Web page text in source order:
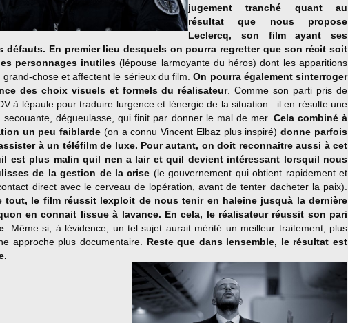
jugement tranché quant au
résultat que nous propose
Leclercq, son film ayant ses
défauts. En premier lieu desquels on pourra regretter que son récit soit
personnages inutiles (lépouse larmoyante du héros) dont les apparitions
grand-chose et affectent le sérieux du film.On pourra également sinterroger
des choix visuels et formels du réalisateur. Comme son parti pris de
à lépaule pour traduire lurgence et lénergie de la situation : il en résulte une
secouante, dégueulasse, qui finit par donner le mal de mer. Cela combiné à
un peu faiblarde (on a connu Vincent Elbaz plus inspiré)donne parfois
à un téléfilm de luxe. Pour autant, on doit reconnaitre aussi à cet
est plus malin quil nen a lair et quil devient intéressant lorsquil nous
de la gestion de la crise (le gouvernement qui obtient rapidement et
direct avec le cerveau de lopération, avant de tenter dacheter la paix).
tout, le film réussit lexploit de nous tenir en haleine jusquà la dernière
en connait lissue à lavance. En cela, le réalisateur réussit son pari
. Même si, à lévidence, un tel sujet aurait mérité un meilleur traitement, plus
approche plus documentaire. Reste que dans lensemble, le résultat est